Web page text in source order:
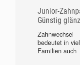
Junior-
Günstig
Zahnwechsel
bedeutet in
Familien auch